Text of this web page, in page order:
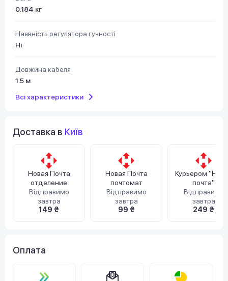
0.184 кг
Наявність регулятора гучності
Ні
Довжина кабеля
1.5 м
Всі характеристики
Доставка в Київ
Новая Почта
отделение
Відправимо
завтра
149 ₴
Новая Почта
почтомат
Відправимо
завтра
99 ₴
Курьером
почта"
Відправимо
завтра
249 ₴
Оплата